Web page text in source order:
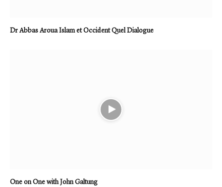
Dr Abbas Aroua Islam et Occident Quel Dialogue
One on One with John Galtung